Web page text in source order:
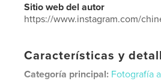
Sitio web del autor
https://www.instagram.com/
Características y
Categoría principal: Fotografía